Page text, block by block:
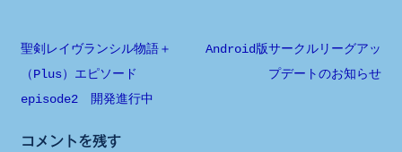
投
稿
ナ
ビ
聖剣レイヴランシル物語＋
（Plus）エピソード
episode2 開発進行中
Android版サークルリーグアッ
プデートのお知らせ
コメントを残す